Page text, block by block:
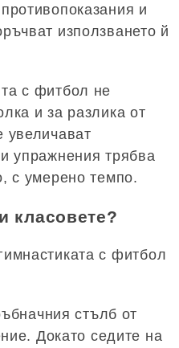
и
използването й
с фитбол не
и за разлика от
увеличават
упражнения трябва
с умерено темпо.
класовете?
с фитбол
стълб от
Докато седите на